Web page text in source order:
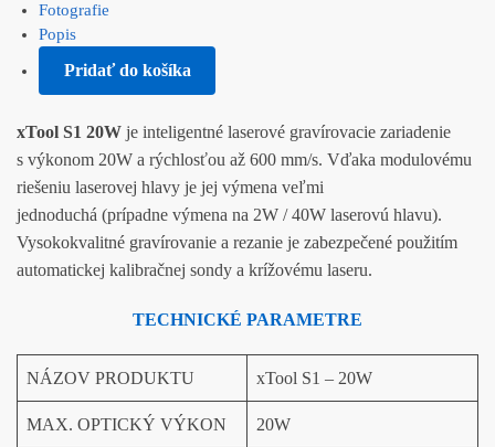
Fotografie
Popis
Pridať do košíka
xTool S1 20W je inteligentné laserové gravírovacie zariadenie
s výkonom 20W a rýchlosťou až 600 mm/s. Vďaka modulovému
riešeniu laserovej hlavy je jej výmena veľmi
jednoduchá (prípadne výmena na 2W / 40W laserovú hlavu).
Vysokokvalitné gravírovanie a rezanie je zabezpečené použitím
automatickej kalibračnej sondy a krížovému laseru.
TECHNICKÉ PARAMETRE
NÁZOV PRODUKTU xTool S1 – 20W
MAX. OPTICKÝ VÝKON 20W